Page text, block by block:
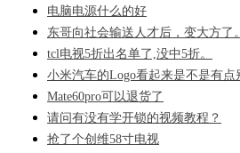
电脑电源什么的好
东哥向社会输送人才后，变大方了。
tcl电视5折出名单了,没中5折。
小米汽车的Logo看起来是不是有点
Mate60pro可以退货了
请问有没有学开锁的视频教程？
抢了个创维58寸电视